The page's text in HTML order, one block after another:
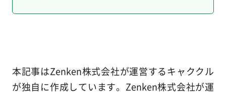
本記事はZenken株式会社が運営するキャククル
が独自に作成しています。Zenken株式会社が運